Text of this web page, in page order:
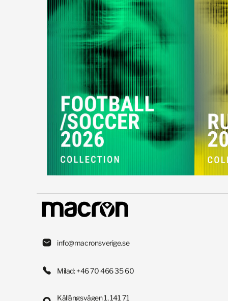
info@macronsverige.se
Milad: +46 70 466 35 60
Källängsvägen 1, 141 71